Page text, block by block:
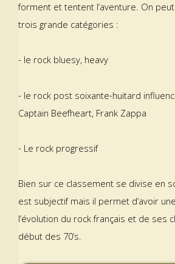
forment et tentent l’aventure. On
trois grande catégories :
- le rock bluesy, heavy
- le rock post soixante-huitard
Captain Beefheart, Frank Zappa
- Le rock progressif
Bien sur ce classement se divise en
est subjectif mais il permet d’avoir
l’évolution du rock français et de ses
début des 70’s.